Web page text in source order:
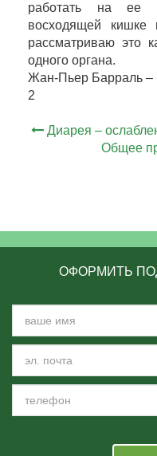
работать на ее
восходящей
рассматриваю это
одного органа.
Жан-Пьер Барраль –
2
Диарея –
Общее
ОФОРМИТЬ